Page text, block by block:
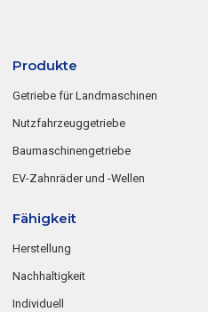
Produkte
Getriebe für Landmaschinen
Nutzfahrzeuggetriebe
Baumaschinengetriebe
EV-Zahnräder und -Wellen
Fähigkeit
Herstellung
Nachhaltigkeit
Individuell